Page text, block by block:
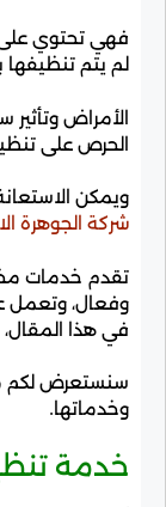
فهي تحتوي على
لم يتم
الأمراض
الحرص على
ويمكن
شركة الجوهرة
تقدم خدمات
وفعال، وتعمل
في هذا المقال،
سنستعرض لكم
وخدماتها.
خدمة